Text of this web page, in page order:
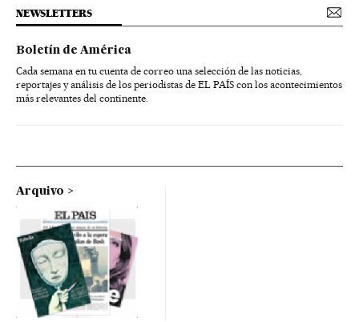
NEWSLETTERS
Boletín de América
Cada semana en tu cuenta de correo una selección de las noticias,
reportajes y análisis de los periodistas de EL PAÍS con los acontecimientos
más relevantes del continente.
Arquivo